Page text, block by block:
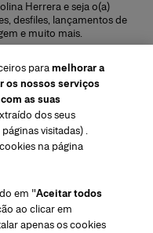
Herrera e seja o(a)
desfiles, lançamentos de
e muito mais.
ENVIAR
paramelhorar a
os nossos serviços
as suas
dos seus
visitadas) .
na página
em "Aceitar todos
ao clicar em
apenas os cookies